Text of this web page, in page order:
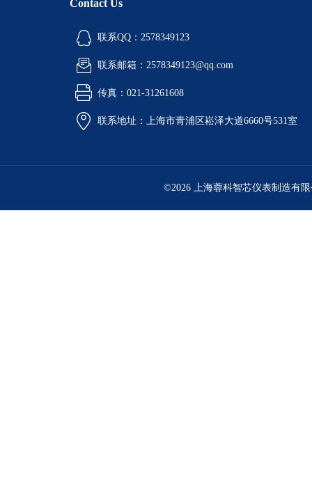
Contact Us
联系QQ：2578349123
联系邮箱：2578349123@qq.com
传真：021-31261608
联系地址：上海市青浦区崧泽大道6660号531室
©2026 上海蓉科智芯仪表制造有